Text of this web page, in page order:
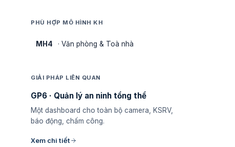
PHÙ HỢP MÔ HÌNH KH
MH4 · Văn phòng & Toà nhà
GIẢI PHÁP LIÊN QUAN
GP6 · Quản lý an ninh tổng thể
Một dashboard cho toàn bộ camera, KSRV,
báo động, chấm công.
Xem chi tiết